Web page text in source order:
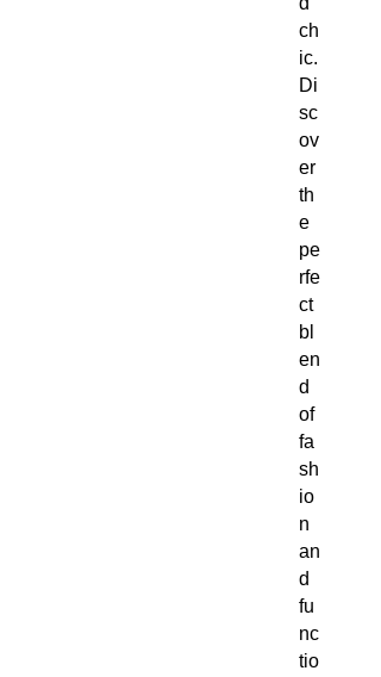
ch
ic.
Di
sc
ov
er
th
e
pe
rfe
ct
bl
en
d
of
fa
sh
io
n
an
d
fu
nc
tio